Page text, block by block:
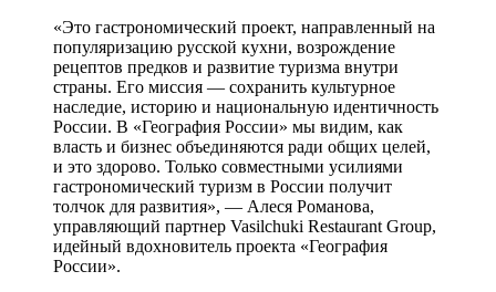
«Это гастрономический проект, направленный на
популяризацию русской кухни, возрождение
рецептов предков и развитие туризма внутри
страны. Его миссия — сохранить культурное
наследие, историю и национальную идентичность
России. В «География России» мы видим, как
власть и бизнес объединяются ради общих целей,
и это здорово. Только совместными усилиями
гастрономический туризм в России получит
толчок для развития», — Алеся Романова,
управляющий партнер Vasilchuki Restaurant Group,
идейный вдохновитель проекта «География
России».